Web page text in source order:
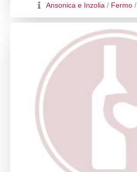
Ansonica e Inzolia / Fermo/